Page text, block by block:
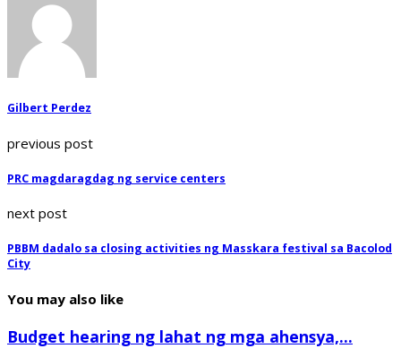
Gilbert Perdez
previous post
PRC magdaragdag ng service centers
next post
PBBM dadalo sa closing activities ng Masskara festival sa Bacolod
City
You may also like
Budget hearing ng lahat ng mga ahensya,...